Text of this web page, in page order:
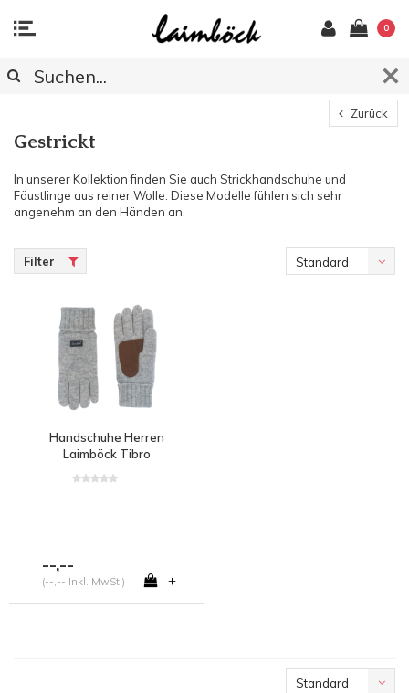
0
Zurück
Gestrickt
In unserer Kollektion finden Sie auch Strickhandschuhe und
Fäustlinge aus reiner Wolle. Diese Modelle fühlen sich sehr
angenehm an den Händen an.
Filter Standard
Handschuhe Herren
Laimböck Tibro
--,--
(--,-- Inkl. MwSt.) +
Standard